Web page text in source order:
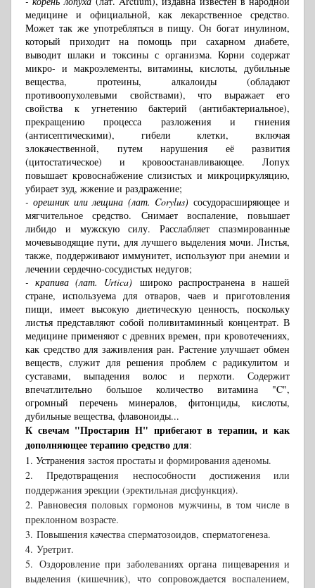
медицине и официальной, как лекарственное средство.
Может так же употребляться в пищу. Он богат инулином,
который приходит на помощь при сахарном диабете,
выводит шлаки и токсины с организма. Корни содержат
микро- и макроэлементы, витамины, кислоты, дубильные
вещества, протеины, алкалоиды (обладают
противоопухолевыми свойствами), что выражает его
свойства к угнетению бактерий (антибактериальное),
прекращению процесса разложения и гниения
(антисептическими), гибели клетки, включая
злокачественной, путем нарушения её развития
(цитостатическое) и кровоостанавливающее. Лопух
повышает кровоснабжение слизистых и микроциркуляцию,
убирает зуд, жжение и раздражение;
- орешник или лещина (лат. Corylus) сосудорасширяющее и
мягчительное средство. Снимает воспаление, повышает
либидо и мужскую силу. Расслабляет спазмированные
мочевыводящие пути, для лучшего выделения мочи. Листья,
также, поддерживают иммунитет, используют при анемии и
лечении сердечно-сосудистых недугов;
- крапива (лат. Urtica) широко распространена в нашей
стране, используема для отваров, чаев и приготовления
пищи, имеет высокую диетическую ценность, поскольку
листья представляют собой поливитаминный концентрат. В
медицине применяют с древних времен, при кровотечениях,
как средство для заживления ран. Растение улучшает обмен
веществ, служит для решения проблем с радикулитом и
суставами, выпадения волос и перхоти. Содержит
впечатлительно большое количество витамина "C",
огромный перечень минералов, фитонциды, кислоты,
дубильные вещества, флавоноиды...
К свечам "Простарин Н" прибегают в терапии, и как
дополняющее терапию средство для:
1. Устранения застоя простаты и формирования аденомы.
2. Предотвращения неспособности достижения или
поддержания эрекции (эректильная дисфункция).
2. Равновесия половых гормонов мужчины, в том числе в
преклонном возрасте.
3. Повышения качества сперматозоидов, сперматогенеза.
4. Уретрит.
5. Оздоровление при заболеваниях органа пищеварения и
выделения (кишечник), что сопровождается воспа­лением,